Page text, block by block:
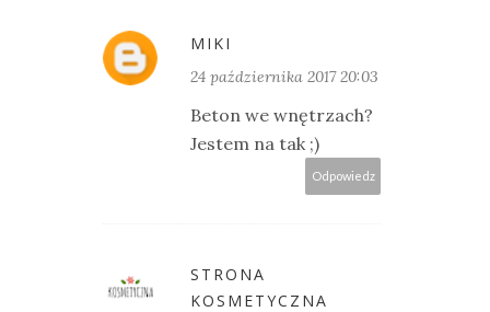
MIKI
24 października 2017 20:03
Beton we wnętrzach?
Jestem na tak ;)
Odpowiedz
STRONA
KOSMETYCZNA